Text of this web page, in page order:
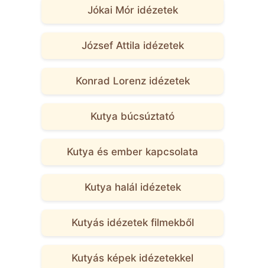
Jókai Mór idézetek
József Attila idézetek
Konrad Lorenz idézetek
Kutya búcsúztató
Kutya és ember kapcsolata
Kutya halál idézetek
Kutyás idézetek filmekből
Kutyás képek idézetekkel